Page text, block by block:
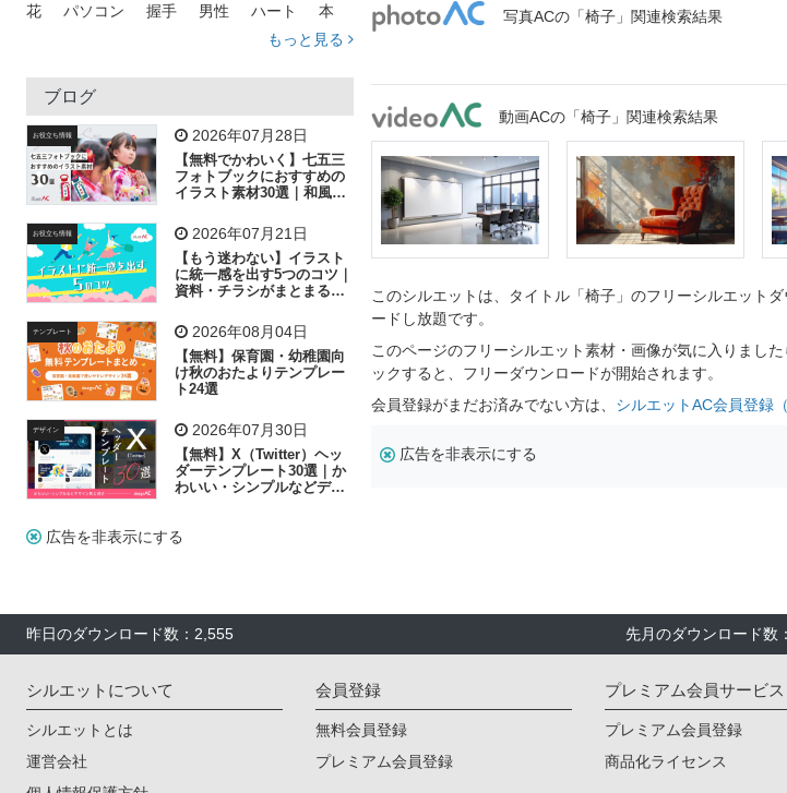
花 パソコン 握手 男性 ハート 本
トラック 木
吹き出し
飛行機 グラフ ビル 魚 家族 書類
歩く 工場 会社 太陽 キラキラ
子供 作業員 相談 ピクトグラム
もっと見る
ブログ
お役立ち情報 2026年07月28日
【無料でかわいく】七五三
フォトブックにおすすめの
イラスト素材30選｜和風の
お役立ち情報 2026年07月21日
【もう迷わない】イラスト
に統一感を出す5つのコツ｜
資料・チラシがまとまるフ
テンプレート 2026年08月04日
【無料】保育園・幼稚園向
け秋のおたよりテンプレー
ト24選
デザイン 2026年07月30日
【無料】X（Twitter）ヘッ
ダーテンプレート30選｜か
わいい・シンプルなどデザ
広告を非表示にする
写真ACの「椅子」関連検索結果
動画ACの「椅子」関連検索結果
このシルエットは、タイトル「椅子」のフリーシルエット
ードし放題です。
このページのフリーシルエット素材・画像が気に入りまし
ックすると、フリーダウンロードが開始されます。
会員登録がまだお済みでない方は、 シルエットAC会員登録（
広告を非表示にする
昨日のダウンロード数：2,555 先月のダウンロード数
シルエットについて
シルエットとは
運営会社
会員登録
無料会員登録
プレミアム会員登録
プレミアム会員サービス
プレミアム会員登録
商品化ライセンス